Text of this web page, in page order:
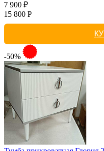
7 900 ₽
15 800 Р
-50%